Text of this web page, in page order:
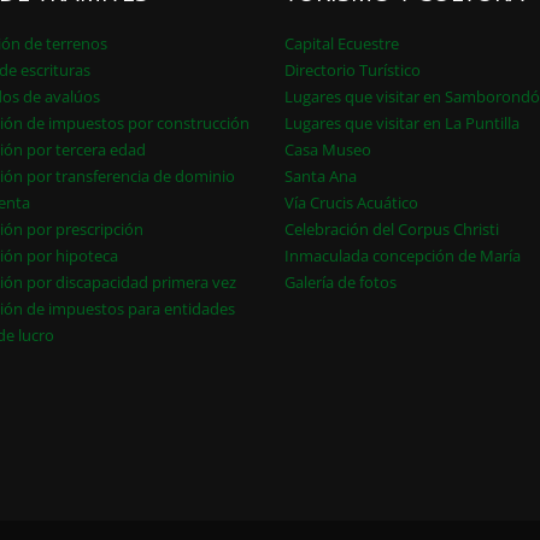
de terrenos
escrituras
de avalúos
de impuestos por construcción
por tercera edad
por transferencia de dominio
por prescripción
por hipoteca
por discapacidad primera vez
de impuestos para entidades
lucro
Capital Ecuestre
Directorio Turístico
Lugares que visitar en
Lugares que visitar en La Puntilla
Casa Museo
Santa Ana
Vía Crucis Acuático
Celebración del Corpus Christi
Inmaculada concepción de María
Galería de fotos